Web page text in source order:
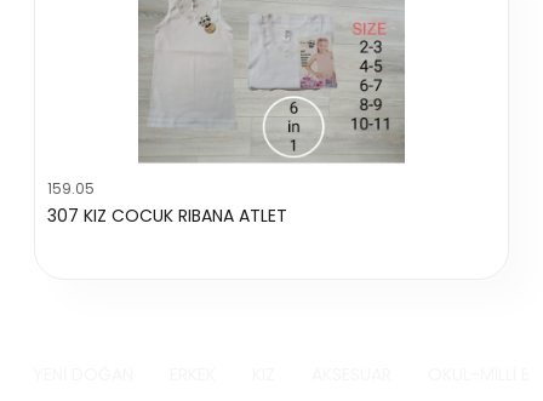
159.05
307 KIZ COCUK RIBANA ATLET